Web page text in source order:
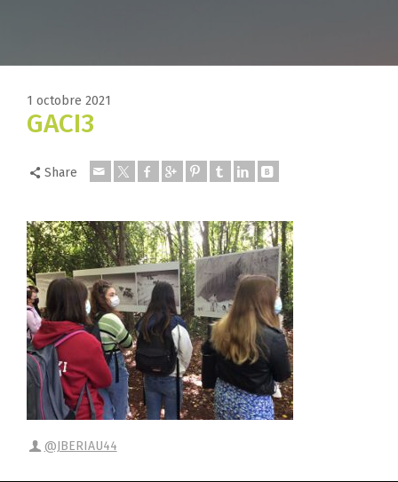
1 octobre 2021
GACI3
Share
@JBERIAU44